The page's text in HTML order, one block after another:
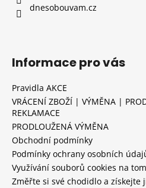
dnesobouvam.cz
Informace pro vás
Pravidla AKCE
VRÁCENÍ ZBOŽÍ | VÝMĚNA |
REKLAMACE
PRODLOUŽENÁ VÝMĚNA
Obchodní podmínky
Podmínky ochrany osobních
Využívání souborů cookies na
Změřte si své chodidlo a získejte